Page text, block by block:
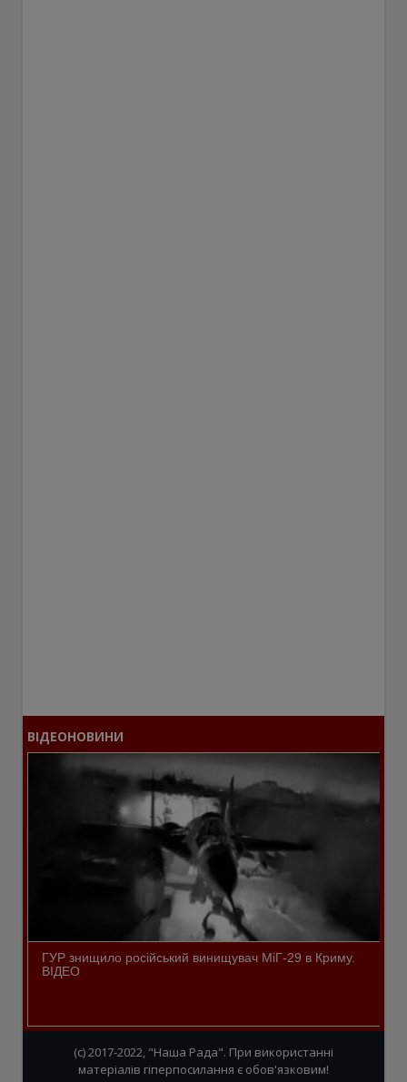
ВІДЕОНОВИНИ
ГУР знищило російський винищувач МіГ-29 в Криму.
ВІДЕО
(c) 2017-2022, "Наша Рада". При використанні
матеріалів гіперпосилання є обов'язковим!